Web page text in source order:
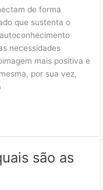
de forma
que sustenta o
necessidades
mais positiva e
por sua vez,
são as